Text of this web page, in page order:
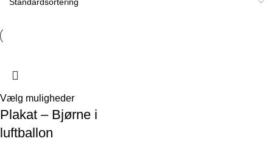
Vælg muligheder
Plakat – Bjørne i
luftballon